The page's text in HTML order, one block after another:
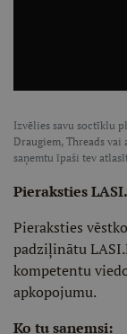
Izvēlies savu soctīklu
Draugiem, Threads vai
saņemtu īpaši tev
Pieraksties
Pieraksties
padziļinātu
kompetentu
apkopojumu.
Ko tu saņemsi: